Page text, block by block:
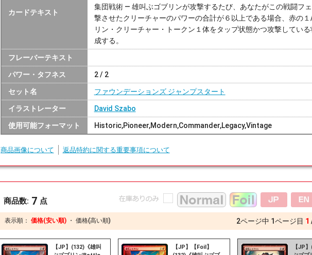
カードテキスト
集団戦術 — 雄叫ぶゴブリンが攻撃するたび、あなたがこの戦闘フ
撃させたクリーチャーのパワーの合計が６以上である場合、赤の
リン・クリーチャー・トークン１体をタップ状態かつ攻撃してい
成する。
フレーバーテキスト
パワー・タフネス 2 / 2
セット名 ファウンデーションズ ジャンプスタート
イラストレーター David Szabo
使用可能フォーマット Historic,Pioneer,Modern,Commander,Legacy,Vintage
商品画像について 返品特約に関する重要事項について
商品数: 7 点
表示順： 価格(安い順) ・ 価格(高い順) 2ページ中 1ページ目 1
【JP】(132)《雄叫
【JP】【Foil】
【JP